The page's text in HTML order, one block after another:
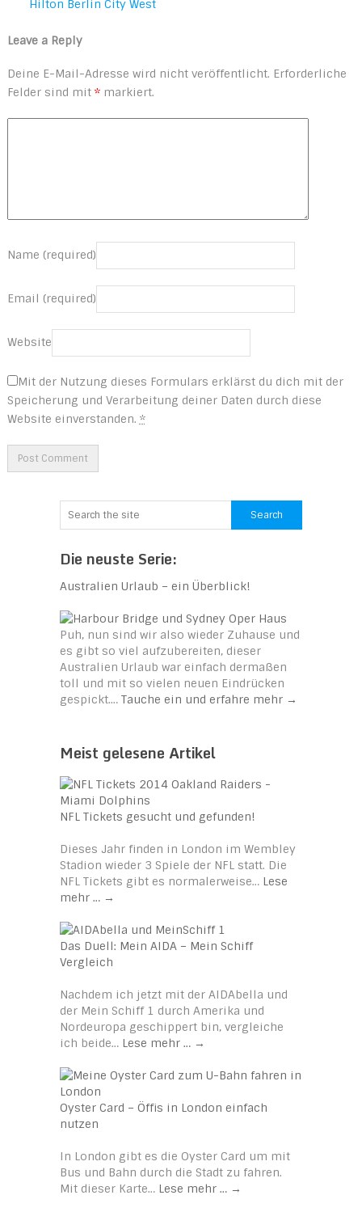
Hilton Berlin City West
Leave a Reply
Deine E-Mail-Adresse wird nicht veröffentlicht. Erforderliche
Felder sind mit *markiert.
Name (required)
Email (required)
Website
Mit der Nutzung dieses Formulars erklärst du dich mit der
Speicherung und Verarbeitung deiner Daten durch diese
Website einverstanden. *
Die neuste Serie:
Australien Urlaub – ein Überblick!
Puh, nun sind wir also wieder Zuhause und
es gibt so viel aufzubereiten, dieser
Australien Urlaub war einfach dermaßen
toll und mit so vielen neuen Eindrücken
gespickt.… Tauche ein und erfahre mehr →
Meist gelesene Artikel
NFL Tickets gesucht und gefunden!
Dieses Jahr finden in London im Wembley
Stadion wieder 3 Spiele der NFL statt. Die
NFL Tickets gibt es normalerweise… Lese
mehr … →
Das Duell: Mein AIDA – Mein Schiff
Vergleich
Nachdem ich jetzt mit der AIDAbella und
der Mein Schiff 1 durch Amerika und
Nordeuropa geschippert bin, vergleiche
ich beide… Lese mehr … →
Oyster Card – Öffis in London einfach
nutzen
In London gibt es die Oyster Card um mit
Bus und Bahn durch die Stadt zu fahren.
Mit dieser Karte… Lese mehr … →